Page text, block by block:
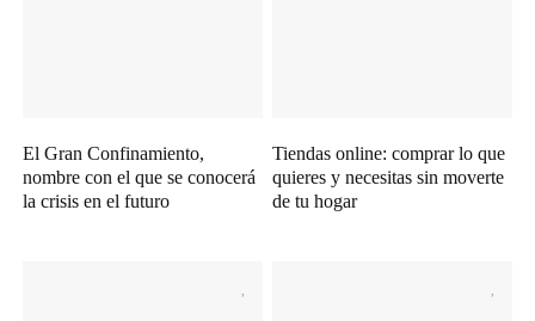
El Gran Confinamiento,
nombre con el que se conocerá
la crisis en el futuro
Tiendas online: comprar lo que
quieres y necesitas sin moverte
de tu hogar